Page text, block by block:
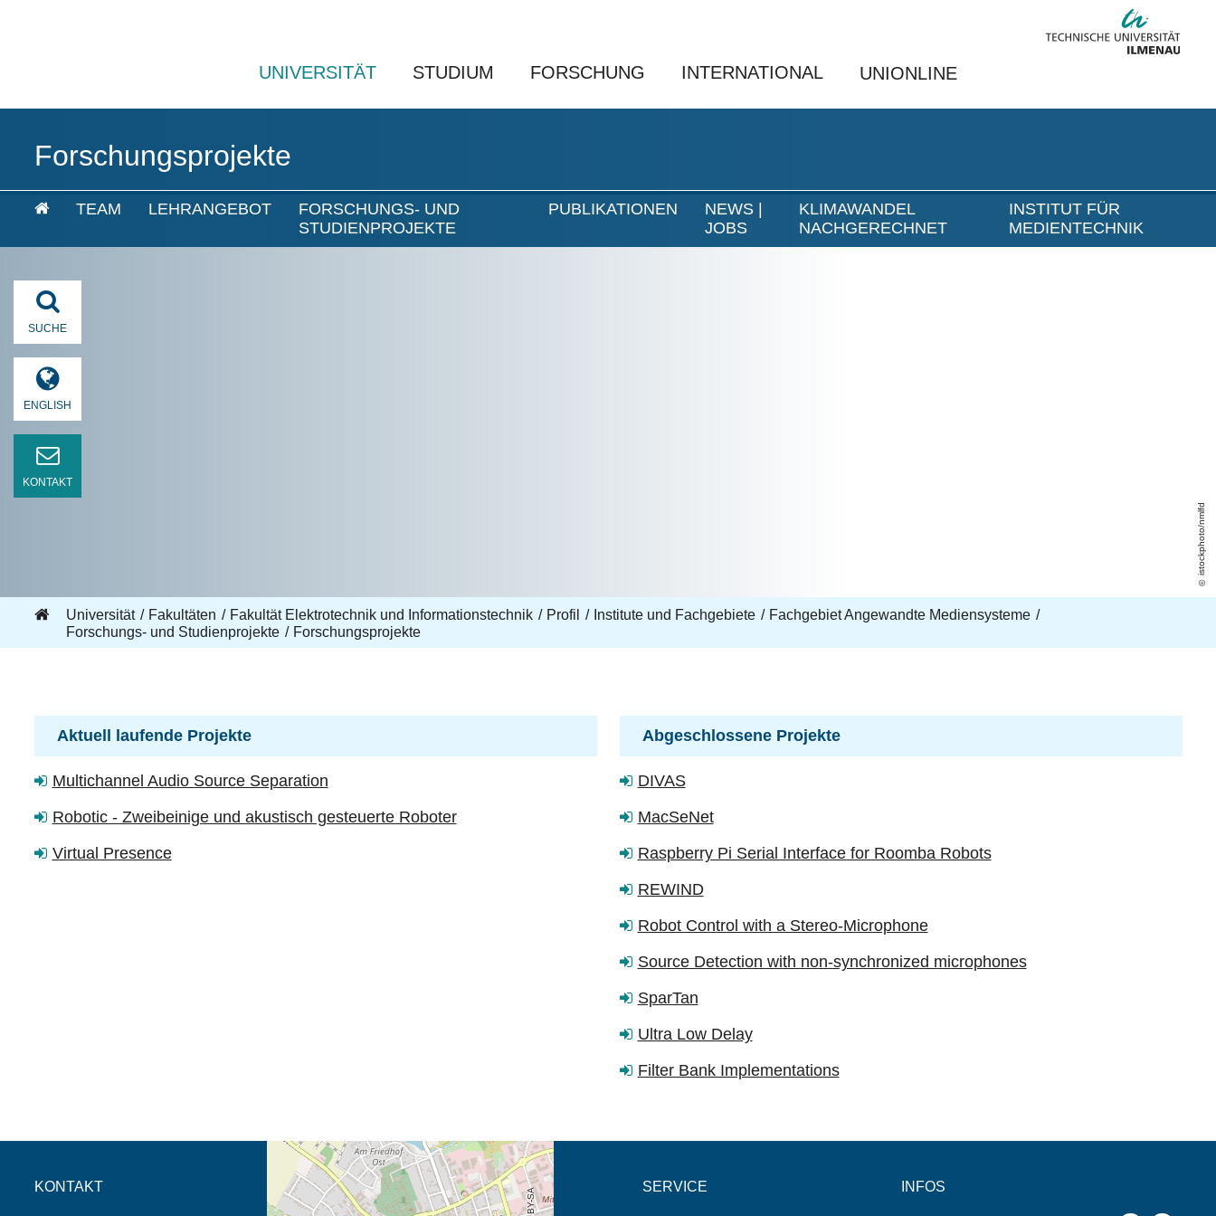
UNIVERSITÄT STUDIUM FORSCHUNG INTERNATIONAL UNIONLINE
Forschungsprojekte
TEAM LEHRANGEBOT
FORSCHUNGS- UND
STUDIENPROJEKTE
PUBLIKATIONEN
NEWS |
JOBS
KLIMAWANDEL
NACHGERECHNET
INSTITUT FÜR
MEDIENTECHNIK
istockphoto/nmlfd
SUCHE
ENGLISH
KONTAKT
Universität Fakultäten Fakultät Elektrotechnik und Informationstechnik Profil Institute und Fachgebiete
Fachgebiet Angewandte Mediensysteme
Forschungs- und Studienprojekte
Forschungsprojekte
Aktuell laufende Projekte
Multichannel Audio Source Separation
Robotic - Zweibeinige und akustisch gesteuerte Roboter
Virtual Presence
Abgeschlossene Projekte
DIVAS
MacSeNet
Raspberry Pi Serial Interface for Roomba Robots
REWIND
Robot Control with a Stereo-Microphone
Source Detection with non-synchronized microphones
SparTan
Ultra Low Delay
Filter Bank Implementations
KONTAKT
Öffnet die Anfahrtsbeschreibung in neuem
Tab (Karte)
SERVICE INFOS